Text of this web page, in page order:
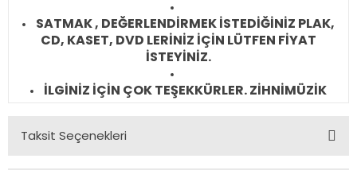
SATMAK , DEĞERLENDİRMEK İSTEDİĞİNİZ PLAK,
CD, KASET, DVD LERİNİZ İÇİN LÜTFEN FİYAT
İSTEYİNİZ.
İLGİNİZ İÇİN ÇOK TEŞEKKÜRLER. ZİHNİMÜZİK
Taksit Seçenekleri